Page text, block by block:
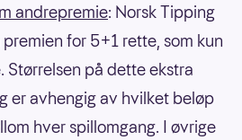
andrepremie: Norsk Tipping
for 5+1 rette, som kun
Størrelsen på dette ekstra
er avhengig av hvilket beløp
hver spillomgang. I øvrige